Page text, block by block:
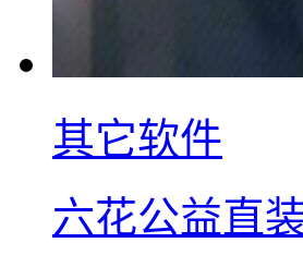
其它软件
六花公益直